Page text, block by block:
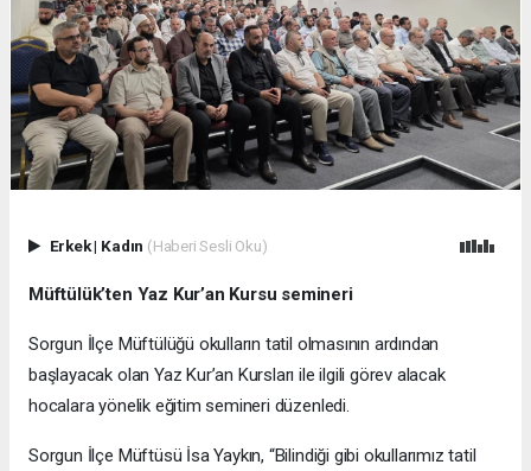
Erkek| Kadın (Haberi Sesli Oku)
Müftülük’ten Yaz Kur’an Kursu semineri
Sorgun İlçe Müftülüğü okulların tatil olmasının ardından
başlayacak olan Yaz Kur’an Kursları ile ilgili görev alacak
hocalara yönelik eğitim semineri düzenledi.
Sorgun İlçe Müftüsü İsa Yaykın, “Bilindiği gibi okullarımız tatil